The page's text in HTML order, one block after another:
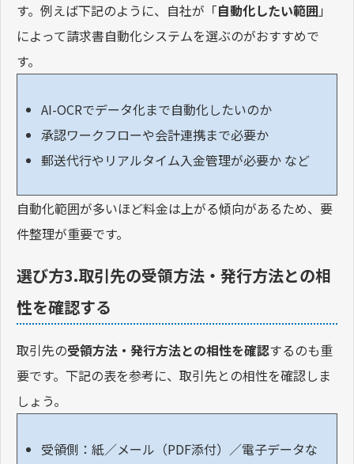
す。例えば下記のように、自社が「自動化したい範囲 」
によって請求書自動化システムを選ぶのがおすすめで
す。
AI-OCRでデータ化まで自動化したいのか
承認ワークフローや会計連携まで必要か
郵送代行やリアルタイム入金管理が必要か など
自動化範囲が多いほど料金は上がる傾向があるため、要
件整理が重要です。
選び方3.取引先の受領方法・発行方法との相
性を確認する
取引先の受領方法・発行方法との相性を確認するのも重
要です。下記の表を参考に、取引先との相性を確認しま
しょう。
受領側：紙／メール（PDF添付）／電子データな